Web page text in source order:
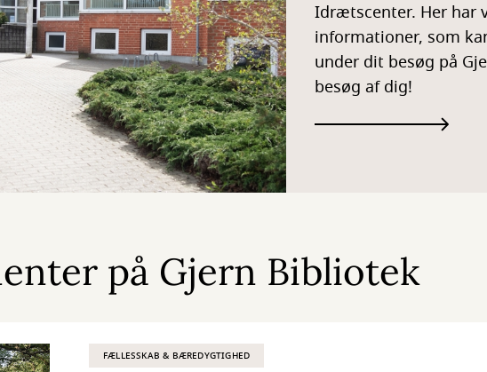
Idrætscenter. Her har
informationer, som
under dit besøg på
besøg af dig!
på Gjern Bibliotek
FÆLLESSKAB & BÆREDYGTIGHED